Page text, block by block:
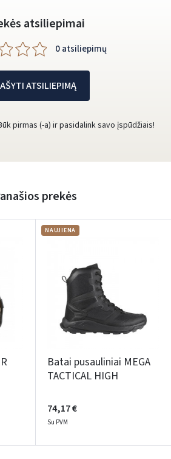
atsiliepimai
0 atsiliepimų
ATSILIEPIMĄ
pirmas (-a) ir pasidalink savo įspūdžiais!
prekės
NAUJIENA
Batai pusauliniai MEGA
TACTICAL HIGH
74,17 €
Su PVM